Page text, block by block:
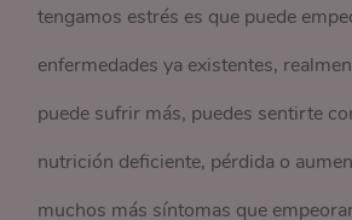
tengamos estrés es que puede
enfermedades ya existentes,
puede sufrir más, puedes sentirte
nutrición deficiente, pérdida o
muchos más síntomas que